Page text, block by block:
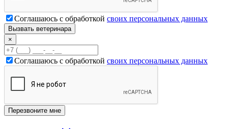
Соглашаюсь с обработкой своих персональных данных
×
Соглашаюсь с обработкой своих персональных данных